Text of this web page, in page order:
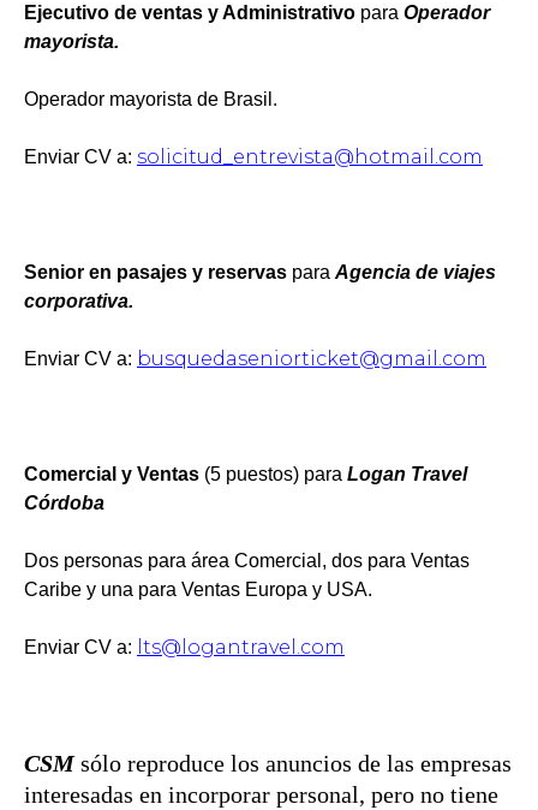
Ejecutivo de ventas y Administrativo para Operador
mayorista.
Operador mayorista de Brasil.
Enviar CV a: solicitud_entrevista@hotmail.com
Senior en pasajes y reservas para Agencia de viajes
corporativa.
Enviar CV a: busquedaseniorticket@gmail.com
Comercial y Ventas (5 puestos) para Logan Travel
Córdoba
Dos personas para área Comercial, dos para Ventas
Caribe y una para Ventas Europa y USA.
Enviar CV a: lts@logantravel.com
CSM sólo reproduce los anuncios de las empresas
interesadas en incorporar personal, pero no tiene